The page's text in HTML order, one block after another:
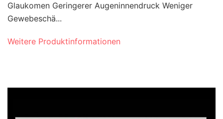
Glaukomen Geringerer Augeninnendruck Weniger
Gewebeschä...
Weitere Produktinformationen